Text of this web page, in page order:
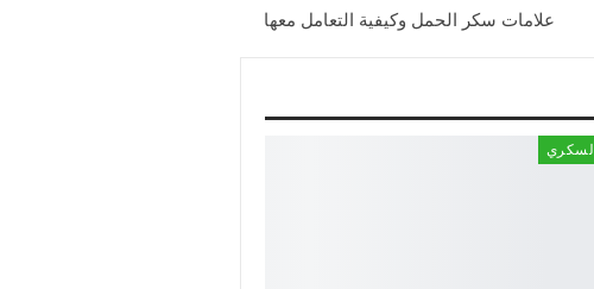
علامات سكر الحمل وكيفية التعامل معها
السكري